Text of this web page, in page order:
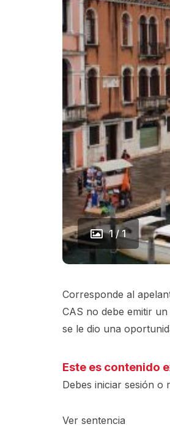
1 / 1
Corresponde al
CAS no debe emitir
se le dio una
Este es contenido
Debes iniciar sesión o
Ver sentencia